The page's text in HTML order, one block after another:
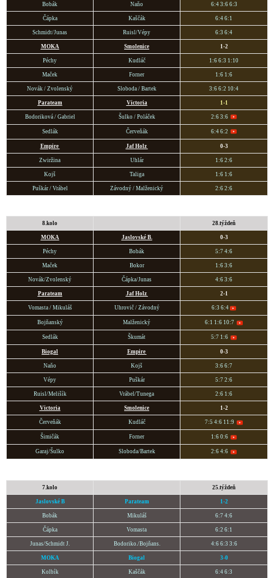
Bobák Naňo 6:4 3:6 6:3
Čápka Kaščák 6:4 6:1
Schmidt/Junas Ruisl/Vépy 6:3 6:4
MOKA Smolenice 1-2
Péchy Kudláč 1:6 6:3 1:10
Maček Forner 1:6 1:6
Novák / Zvolenský Sloboda / Bartek 3:6 6:2 10:4
Parateam Victoria 1-1
Bodoriková / Gabriel Šulko / Poláček 2:6 3:6
Sedlák Červeňák 6:4 6:2
Empire Jaf Holz 0-3
Zwiržina Uhlár 1:6 2:6
Kojš Taliga 1:6 1:6
Puškár / Vrábel Závodný / Malženický 2:6 2:6
8.kolo 28.týždeň
MOKA Jaslovské B. 0-3
Péchy Bobák 5:7 4:6
Maček Bokor 1:6 3:6
Novák/Zvolenský Čápka/Junas 4:6 3:6
Parateam Jaf Holz 2-1
Vomasta / Mikuláš Uhrovič / Závodný 6:3 6:4
Bojňanský Malženický 6:1 1:6 10:7
Sedlák Škumát 5:7 1:6
Biogal Empire 0-3
Naňo Kojš 3:6 6:7
Vépy Puškár 5:7 2:6
Ruisl/Melišík Vrábel/Tunega 2:6 1:6
Victoria Smolenice 1-2
Červeňák Kudláč 7:5 4:6 11:9
Šimičák Forner 1:6 0:6
Garaj/Šulko Sloboda/Bartek 2:6 4:6
7.kolo 25.týždeň
Jaslovské B Parateam 1-2
Bobák Mikuláš 6:7 4:6
Čápka Vomasta 6:2 6:1
Junas/Schmidt J. Bodoriko./Bojňans. 4:6 6:3 3:6
MOKA Biogal 3-0
Kolbík Kaščák 6:4 6:3